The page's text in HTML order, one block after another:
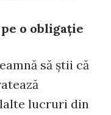
o obligaţie
să ştii că
lucruri din